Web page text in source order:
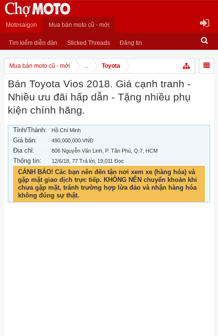
Motosaigon Mua bán moto cũ - mới
Tìm kiếm diễn đàn Sticked Threads Đăng tin
Mua bán moto cũ - mới ... Toyota
Bán Toyota Vios 2018. Giá cạnh tranh -
Nhiều ưu đãi hấp dẫn - Tặng nhiều phụ
kiện chính hãng.
Tỉnh/Thành: Hồ Chí Minh
Giá bán: 490,000,000 VNĐ
Địa chỉ: 806 Nguyễn Văn Linh, P. Tân Phú, Q.7, HCM
Thông tin: 12/6/18 , 77 Trả lời, 19,011 Đọc
CẢNH BÁO! Các bạn nên đến tận nơi xem xe (hàng hóa) và
gặp mặt giao dịch trực tiếp. KHÔNG NÊN chuyển khoản khi
chưa gặp mặt, tránh trường hợp lừa đảo và nhận hàng hóa
không đúng sự thật.